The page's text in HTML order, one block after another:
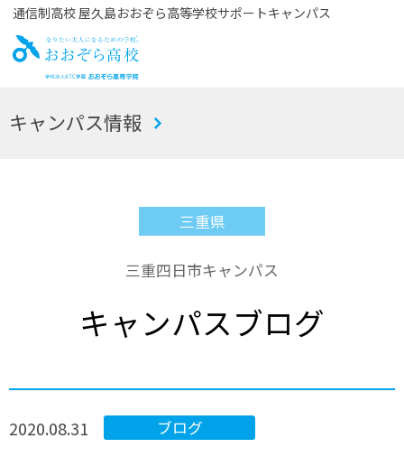
通信制高校 屋久島おおぞら高等学校サポートキャンパス
お
キャンパス情報
三重県
三重四日市キャンパス
キャンパスブログ
ブログ
2020.08.31